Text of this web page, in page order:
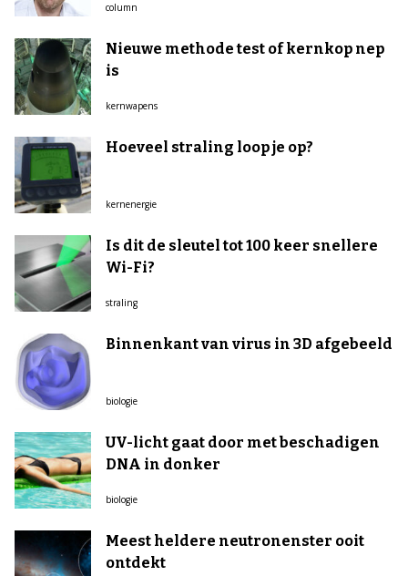
column
Nieuwe methode test of kernkop nep
is
kernwapens
Hoeveel straling loop je op?
kernenergie
Is dit de sleutel tot 100 keer snellere
Wi-Fi?
straling
Binnenkant van virus in 3D afgebeeld
biologie
UV-licht gaat door met beschadigen
DNA in donker
biologie
Meest heldere neutronenster ooit
ontdekt